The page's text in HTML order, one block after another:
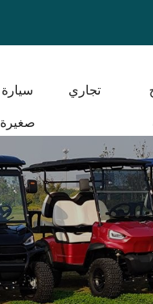
تجاري سيارة
صغيرة